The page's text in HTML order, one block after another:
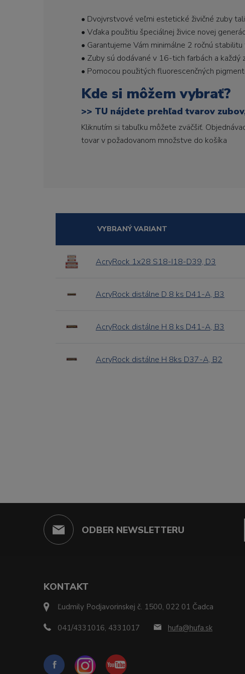
• Dvojvrstvové veľmi estetické živičné zuby
• Vďaka použitiu špeciálnej živice novej
• Garantujeme Vám minimálne 2 ročnú
• Zuby sú dodávané v 16-tich farbách a
• Pomocou použitých fluorescenčných
Kde si môžem vybrať?
>> TU nájdete prehľad tvarov
Kliknutím si tabuľku môžete zväčšiť.
tovar v požadovanom množstve do košíka
VYBRANÝ VARIANT
AcryRock 1x28 S18-I18-D39, D3
AcryRock distálne D 8 ks D41-A, B3
AcryRock distálne H 8 ks D41-A, B3
AcryRock distálne H 8ks D37-A, B2
ODBER NEWSLETTERU
KONTAKT
Ľudmily Podjavorinskej č. 1500, 022 01 Čadca
041/4331016, 4331017 hufa@hufa.sk